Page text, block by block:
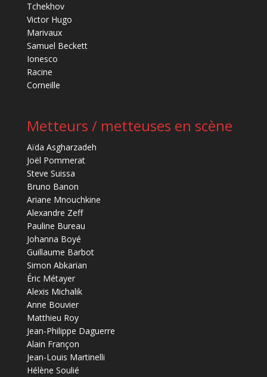
Tchekhov
Victor Hugo
Marivaux
Samuel Beckett
Ionesco
Racine
Corneille
Metteurs / metteuses en scène
Aïda Asgharzadeh
Joël Pommerat
Steve Suissa
Bruno Banon
Ariane Mnouchkine
Alexandre Zeff
Pauline Bureau
Johanna Boyé
Guillaume Barbot
Simon Abkarian
Éric Métayer
Alexis Michalik
Anne Bouvier
Matthieu Roy
Jean-Philippe Daguerre
Alain Françon
Jean-Louis Martinelli
Hélène Soulié